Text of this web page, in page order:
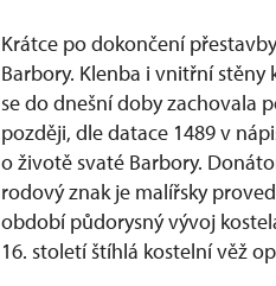
Krátce po dokončení
Barbory. Klenba i vnitřní
se do dnešní doby zachovala
později, dle datace 1489 v
o životě svaté Barbory.
rodový znak je malířsky
období půdorysný vývoj
16. století štíhlá kostelní věž